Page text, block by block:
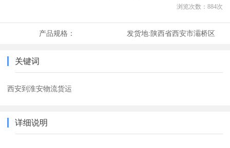
浏览次数： 884次
产品规格： 发货地:陕西省西安市灞桥区
关键词
西安到淮安物流货运
详细说明